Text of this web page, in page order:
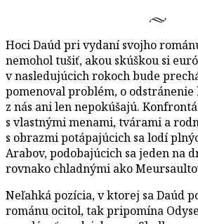
Hoci Daúd pri vydaní svojho
nemohol tušiť, akou skúškou si
v nasledujúcich rokoch bude
pomenoval problém, o
z nás ani len nepokúšajú.
s vlastnými menami, tvárami a
s obrazmi potápajúcich sa lodí
Arabov, podobajúcich sa jeden na
rovnako chladnými ako
Neľahká pozícia, v ktorej sa Daúd
románu ocitol, tak pripomína